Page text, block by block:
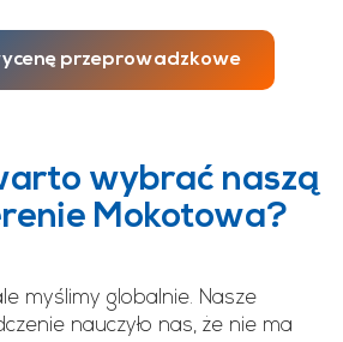
przeprowadzkowe
wybrać naszą
Mokotowa?
myślimy globalnie. Nasze
nauczyło nas, że nie ma